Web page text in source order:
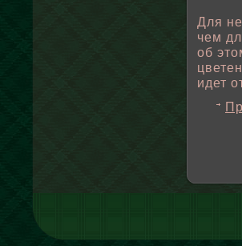
Для
чем
οб
идет